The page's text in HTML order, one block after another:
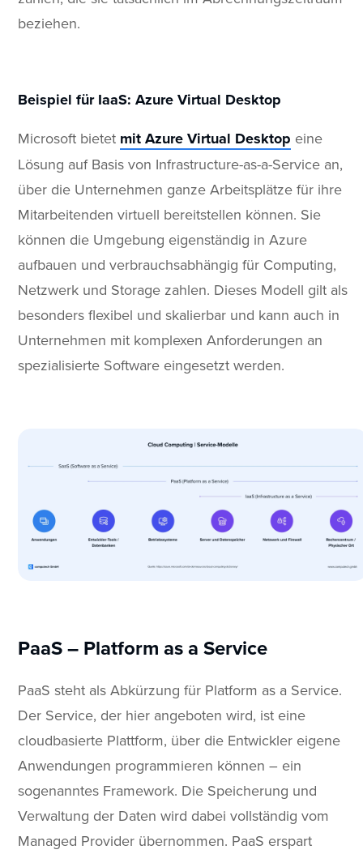
beziehen.
Beispiel für IaaS: Azure Virtual Desktop
Microsoft bietet mit Azure Virtual Desktop eine
Lösung auf Basis von Infrastructure-as-a-Service an,
über die Unternehmen ganze Arbeitsplätze für ihre
Mitarbeitenden virtuell bereitstellen können. Sie
können die Umgebung eigenständig in Azure
aufbauen und verbrauchsabhängig für Computing,
Netzwerk und Storage zahlen. Dieses Modell gilt als
besonders flexibel und skalierbar und kann auch in
Unternehmen mit komplexen Anforderungen an
spezialisierte Software eingesetzt werden.
PaaS – Platform as a Service
PaaS steht als Abkürzung für Platform as a Service.
Der Service, der hier angeboten wird, ist eine
cloudbasierte Plattform, über die Entwickler eigene
Anwendungen programmieren können – ein
sogenanntes Framework. Die Speicherung und
Verwaltung der Daten wird dabei vollständig vom
Managed Provider übernommen. PaaS erspart